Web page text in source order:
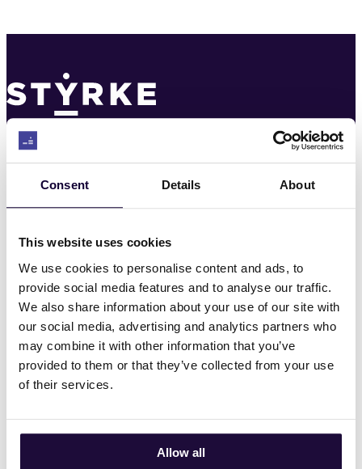
Consent Details About
This website uses cookies
We use cookies to personalise content and ads, to
provide social media features and to analyse our traffic.
We also share information about your use of our site with
our social media, advertising and analytics partners who
may combine it with other information that you’ve
provided to them or that they’ve collected from your use
of their services.
Allow all
Kontakt
22 03 22 00
Nyheter
Hvem er vi
Hva vi mener
Tariffavtaler